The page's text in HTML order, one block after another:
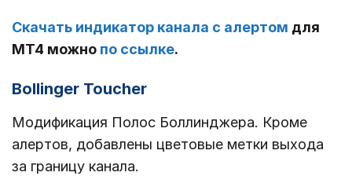
Скачать индикатор канала с алертом для
МТ4 можно по ссылке.
Bollinger Toucher
Модификация Полос Боллинджера. Кроме
алертов, добавлены цветовые метки выхода
за границу канала.